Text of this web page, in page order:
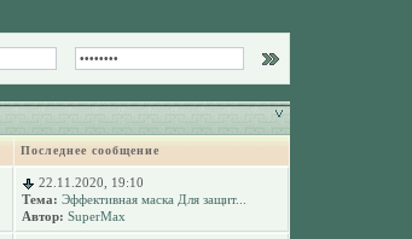
Последнее сообщение
22.11.2020, 19:10
Тема: Эффективная маска Для защит...
Автор: SuperMax